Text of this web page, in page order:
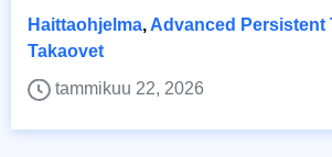
Haittaohjelma, Advanced Persistent
Takaovet
tammikuu 22, 2026